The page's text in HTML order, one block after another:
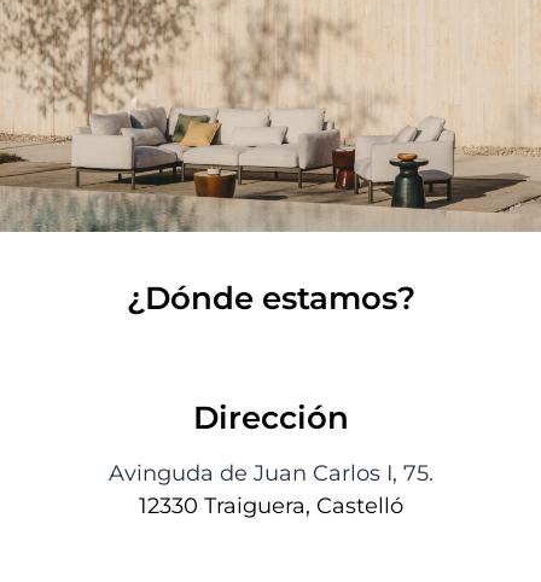
¿Dónde estamos?
Dirección
Avinguda de Juan Carlos I, 75.
12330 Traiguera, Castelló